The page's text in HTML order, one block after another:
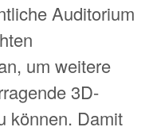
Auditorium
um weitere
3D-
können. Damit